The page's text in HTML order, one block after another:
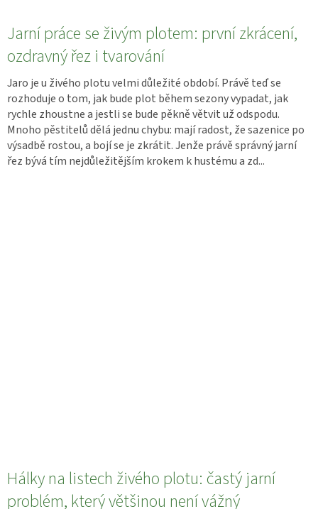
Jarní práce se živým plotem: první zkrácení,
ozdravný řez i tvarování
Jaro je u živého plotu velmi důležité období. Právě teď se
rozhoduje o tom, jak bude plot během sezony vypadat, jak
rychle zhoustne a jestli se bude pěkně větvit už odspodu.
Mnoho pěstitelů dělá jednu chybu: mají radost, že sazenice po
výsadbě rostou, a bojí se je zkrátit. Jenže právě správný jarní
řez bývá tím nejdůležitějším krokem k hustému a zd...
Hálky na listech živého plotu: častý jarní
problém, který většinou není vážný